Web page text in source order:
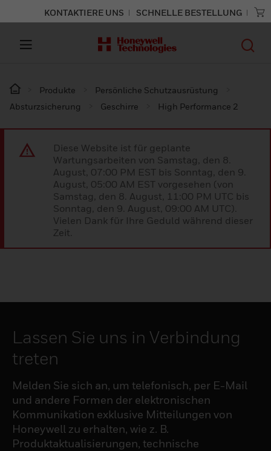
KONTAKTIERE UNS SCHNELLE BESTELLUNG
Produkte
Persönliche Schutzausrüstung
Absturzsicherung
Geschirre High Performance 2
Diese Website ist für geplante
Wartungsarbeiten von Samstag, den 8.
August, 07:00 PM EST bis Sonntag, den 9.
August, 05:00 AM EST vorgesehen (von
Samstag, den 8. August, 11:00 PM UTC bis
Sonntag, den 9. August, 09:00 AM UTC).
Vielen Dank für Ihre Geduld während dieser
Zeit.
Lassen Sie uns in Verbindung
treten
Melden Sie sich an, um telefonisch, per E-Mail
und andere Formen der elektronischen
Kommunikation exklusive Mitteilungen von
Honeywell zu erhalten, wie z. B.
Produktaktualisierungen, technische